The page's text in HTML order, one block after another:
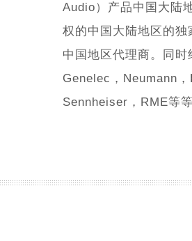
Audio）产品中国大陆
权的中国大陆地区的
中国地区代理商。同
Genelec，Neumann
Sennheiser，RME等等